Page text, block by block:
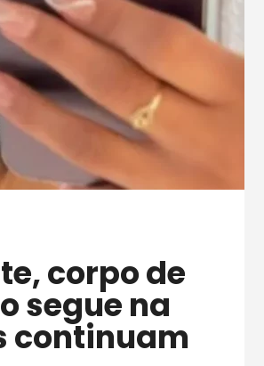
segue na
continuam